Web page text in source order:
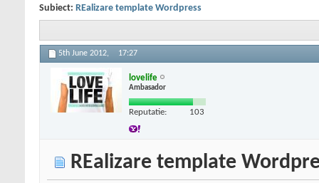
Subiect: REalizare template Wordpress
5th June 2012, 17:27
lovelife
Ambasador
Reputatie: 103
REalizare template